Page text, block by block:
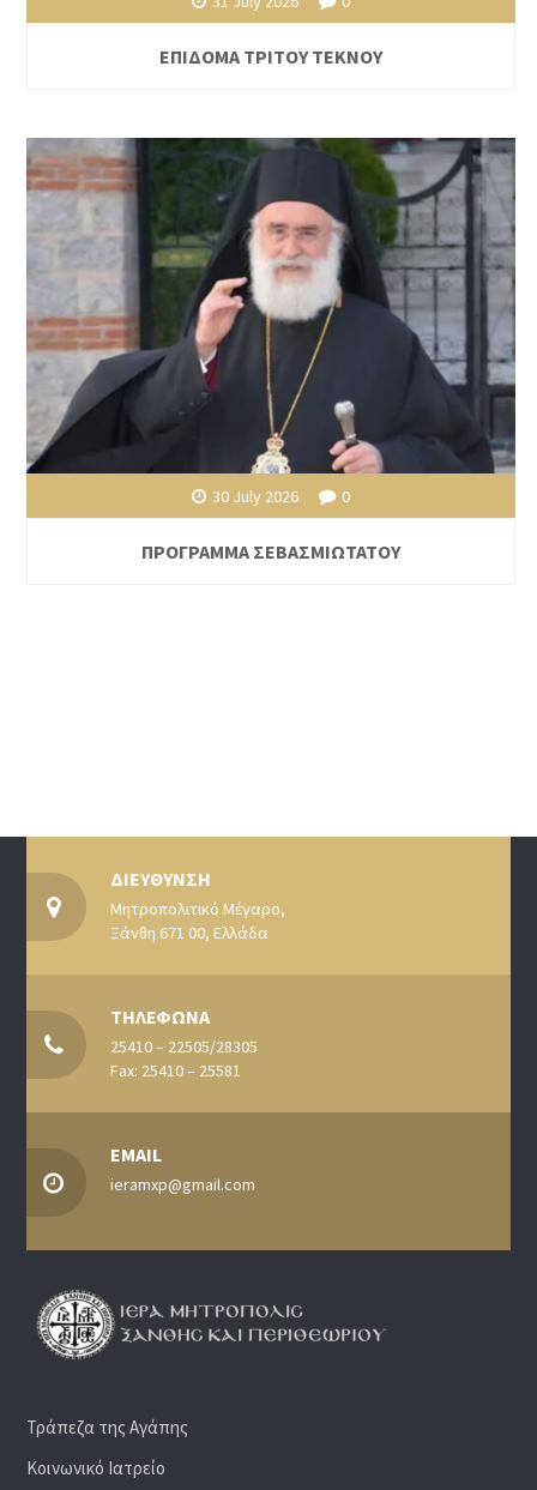
ΕΠΙΔΟΜΑ ΤΡΙΤΟΥ ΤΕΚΝΟΥ
30 July 2026 0
ΠΡΟΓΡΑΜΜΑ ΣΕΒΑΣΜΙΩΤΑΤΟΥ
ΔΙΕΥΘΥΝΣΗ
Μητροπολιτικό Μέγαρο,
Ξάνθη 671 00, Ελλάδα
ΤΗΛΕΦΩΝΑ
25410 – 22505/28305
Fax: 25410 – 25581
EMAIL
ieramxp@gmail.com
Τράπεζα της Αγάπης
Κοινωνικό Ιατρείο